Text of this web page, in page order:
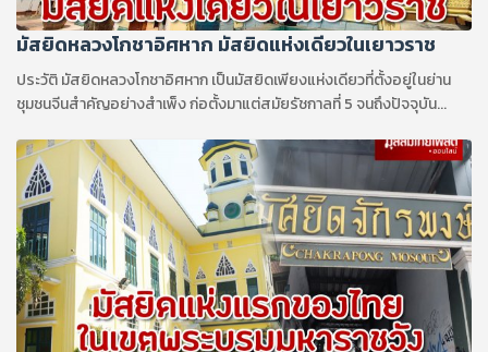
มัสยิดหลวงโกชาอิศหาก มัสยิดแห่งเดียวในเยาวราช
ประวัติ มัสยิดหลวงโกชาอิศหาก เป็นมัสยิดเพียงแห่งเดียวที่ตั้งอยู่ในย่าน
ชุมชนจีนสำคัญอย่างสำเพ็ง ก่อตั้งมาแต่สมัยรัชกาลที่ 5 จนถึงปัจจุบัน...